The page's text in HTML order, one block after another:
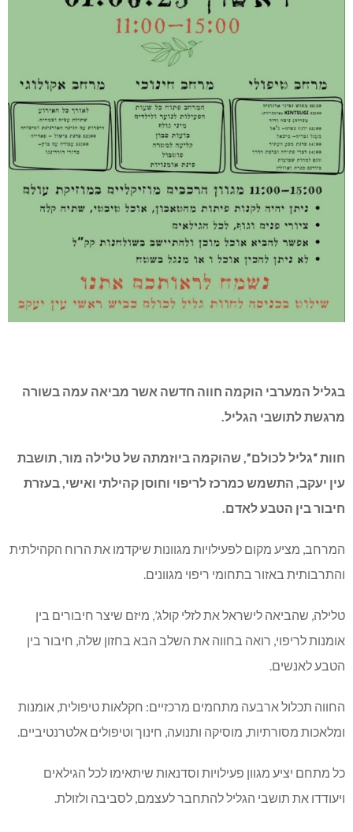
בגליל המערבי הוקמה חווה חדשה אשר מביאה עמה בשורה
מרגשת לתושבי הגליל.
חוות “גליל לכולם”, שהוקמה ביוזמתה של טלילה מור, תושבת
עין יעקב, התשמש כמרכז לריפוי וחוסן קהילתי ואישי, בעזרת
חיבור בין הטבע לאדם.
המרחב, מציע מקום לפעילויות מגוונות שיקדמו את הרוח הקהילתית
והתרבותית באזור בתחומי ריפוי מגוונים.
טלילה, שהביאה לישראל את לזלי קולג’, מיזם שיצר חיבורים בין
אומנות לריפוי, רואה בחווה את השלב הבא בחזון שלה, חיבור בין
הטבע לאנשים.
החווה תכלול ארבעה מתחמים מרכזיים: חקלאות טיפולית, אומנות
ומלאכות מסורתיות, מוסיקה ותנועה, חינוך וטיפולים אלטרנטיביים.
כל מתחם יציע מגוון פעילויות וסדנאות שיתאימו לכל הגילאים
ויעודדו את תושבי הגליל להתחבר לעצמם, לסביבה ולזולת.